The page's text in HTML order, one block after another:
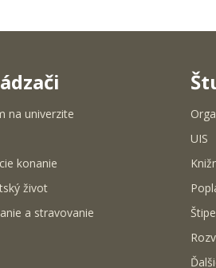
na univerzite
konanie
život
a stravovanie
UIS